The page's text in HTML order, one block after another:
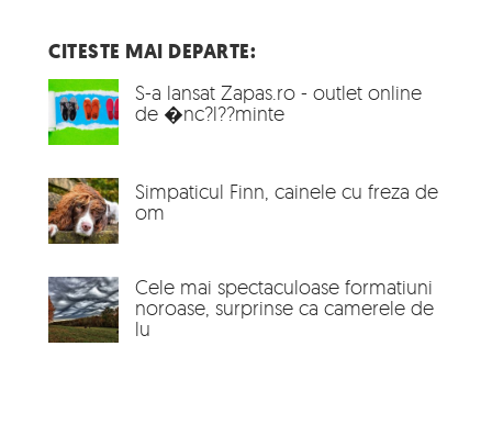
CITESTE MAI DEPARTE:
S-a lansat Zapas.ro - outlet online
de �nc?l??minte
Simpaticul Finn, cainele cu freza de
om
Cele mai spectaculoase formatiuni
noroase, surprinse ca camerele de
lu